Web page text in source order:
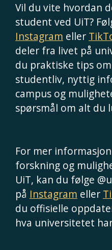
Vil du vite hvordan
student ved UiT?
Instagram eller
deler fra livet på
du praktiske tips
studentliv, nyttig
campus og
spørsmål om alt du
For mer
forskning og
UiT, kan du følge
på Instagram eller
du offisielle
hva universitetet